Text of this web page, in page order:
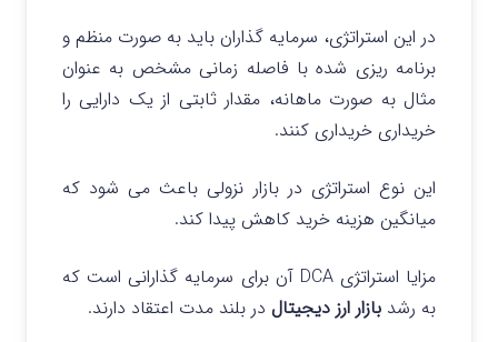
در این استراتژی، سرمایه‌ گذاران باید به صورت منظم و
برنامه ریزی شده با فاصله زمانی مشخص به عنوان
مثال به صورت ماهانه، مقدار ثابتی از یک دارایی را
خریداری خریداری کنند.
این نوع استراتژی در بازار نزولی باعث می‌ شود که
میانگین هزینه خرید کاهش پیدا کند.
مزایا استراتژی DCA آن برای سرمایه گذارانی است که
به رشد بازار ارز دیجیتال در بلند مدت اعتقاد دارند.